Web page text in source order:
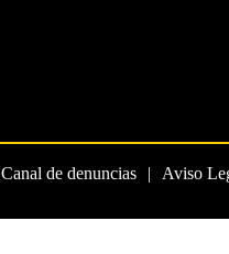
Aviso
Canal de denuncias